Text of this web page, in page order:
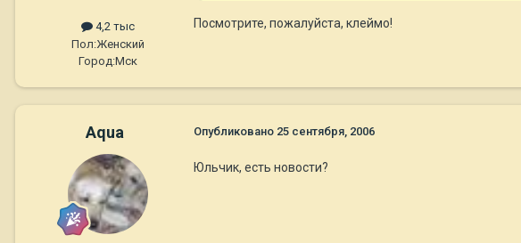
4,2 тыс
Пол:Женский
Город:Мск
Посмотрите, пожалуйста, клеймо!
Aqua Опубликовано 25 сентября, 2006
Юльчик, есть новости?